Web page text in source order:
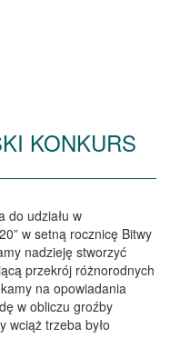
KONKURS
do udziału w
w setną rocznicę Bitwy
nadzieję stworzyć
przekrój różnorodnych
na opowiadania
w obliczu groźby
wciąż trzeba było